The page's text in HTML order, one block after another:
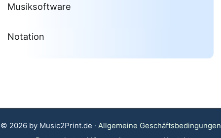
Musiksoftware
Notation
© 2026 by Music2Print.de · Allgemeine Geschäftsbedingungen